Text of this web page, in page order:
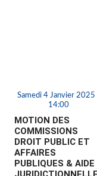
Samedi 4 Janvier 2025
14:00
MOTION DES
COMMISSIONS
DROIT PUBLIC ET
AFFAIRES
PUBLIQUES & AIDE